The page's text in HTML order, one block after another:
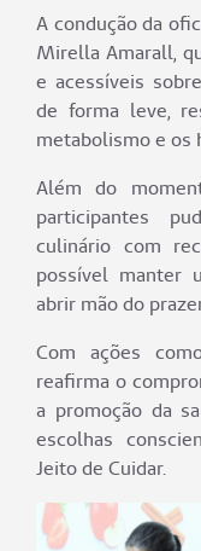
A condução da
Mirella Amarall,
e acessíveis
de forma leve,
metabolismo e os
Além do
participantes
culinário com
possível manter
abrir mão do
Com ações
reafirma o
a promoção da
escolhas
Jeito de Cuidar.